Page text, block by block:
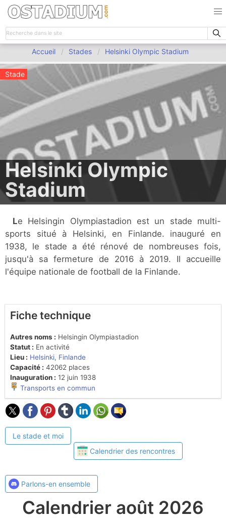
Accueil Stades Helsinki Olympic Stadium
Stade
Helsinki Olympic
Stadium
Le Helsingin Olympiastadion est un stade multi-
sports situé à Helsinki, en Finlande. inauguré en
1938, le stade a été rénové de nombreuses fois,
jusqu'à sa fermeture de 2016 à 2019. Il accueille
l'équipe nationale de football de la Finlande.
Fiche technique
Autres noms : Helsingin Olympiastadion
Statut : En activité
Lieu : Helsinki, Finlande
Capacité : 42062 places
Inauguration : 12 juin 1938
Transports en commun
Le stade et moi
Calendrier des rencontres
Parlons-en ensemble
Calendrier août 2026